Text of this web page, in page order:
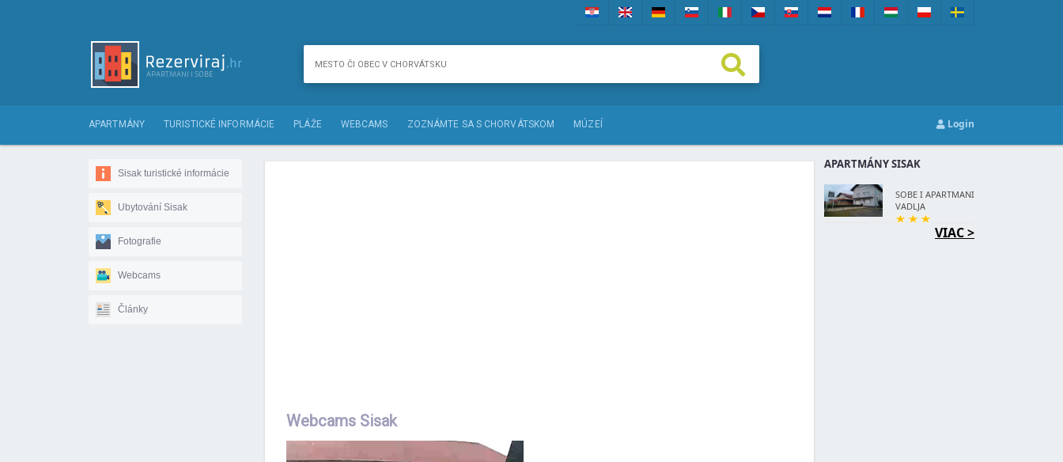
APARTMÁNY TURISTICKÉ INFORMÁCIE PLÁŽE WEBCAMS ZOZNÁMTE SA S CHORVÁTSKOM MÚZEÍ Login
Sisak turistické informácie
Ubytování Sisak
Fotografie
Webcams
Články
Webcams Sisak
APARTMÁNY SISAK
SOBE I APARTMANI
VADLJA
VIAC >